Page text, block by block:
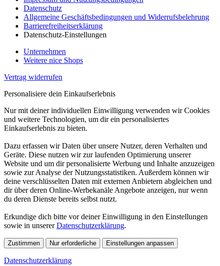
Datenschutz
Allgemeine Geschäftsbedingungen und Widerrufsbelehrung
Barrierefreiheitserklärung
Datenschutz-Einstellungen
Unternehmen
Weitere nice Shops
Vertrag widerrufen
Personalisiere dein Einkaufserlebnis
Nur mit deiner individuellen Einwilligung verwenden wir Cookies
und weitere Technologien, um dir ein personalisiertes
Einkaufserlebnis zu bieten.
Dazu erfassen wir Daten über unsere Nutzer, deren Verhalten und
Geräte. Diese nutzen wir zur laufenden Optimierung unserer
Website und um dir personalisierte Werbung und Inhalte anzuzeigen
sowie zur Analyse der Nutzungsstatistiken. Außerdem können wir
deine verschlüsselten Daten mit externen Anbietern abgleichen und
dir über deren Online-Werbekanäle Angebote anzeigen, nur wenn
du deren Dienste bereits selbst nutzt.
Erkundige dich bitte vor deiner Einwilligung in den Einstellungen
sowie in unsererDatenschutzerklärung.
Zustimmen Nur erforderliche Einstellungen anpassen
Datenschutzerklärung